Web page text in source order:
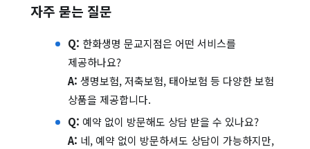
자주 묻는 질문
Q: 한화생명 문교지점은 어떤 서비스를
제공하나요?
A: 생명보험, 저축보험, 태아보험 등 다양한 보험
상품을 제공합니다.
Q: 예약 없이 방문해도 상담 받을 수 있나요?
A: 네, 예약 없이 방문하셔도 상담이 가능하지만,